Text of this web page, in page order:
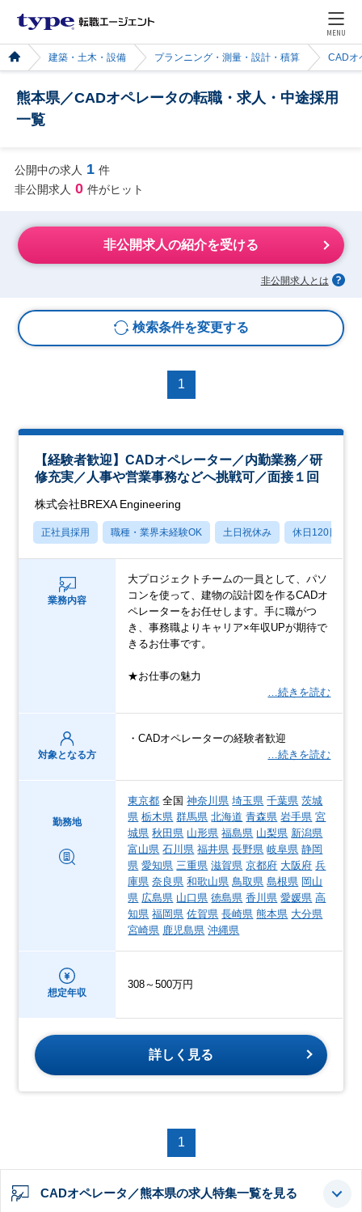
MENU
建築・土木・設備 プランニング・測量・設計・積算 CADオ
熊本県／CADオペレータの転職・求人・中途採用
一覧
公開中の求人 1 件
非公開求人 0 件がヒット
非公開求人の紹介を受ける
非公開求人とは
検索条件を変更する
1
【経験者歓迎】CADオペレーター／内勤業務／研
修充実／人事や営業事務などへ挑戦可／面接１回
株式会社BREXA Engineering
正社員採用 職種・業界未経験OK 土日祝休み 休日120日以上
業務内容
大プロジェクトチームの一員として、パソ
コンを使って、建物の設計図を作るCADオ
ペレーターをお任せします。手に職がつ
き、事務職よりキャリア×年収UPが期待で
きるお仕事です。
★お仕事の魅力
…続きを読む
対象となる方
・CADオペレーターの経験者歓迎
…続きを読む
勤務地
東京都 全国神奈川県 埼玉県 千葉県 茨城
県 栃木県 群馬県 北海道 青森県 岩手県 宮
城県 秋田県 山形県 福島県 山梨県 新潟県
富山県 石川県 福井県 長野県 岐阜県 静岡
県 愛知県 三重県 滋賀県 京都府 大阪府 兵
庫県 奈良県 和歌山県 鳥取県 島根県 岡山
県 広島県 山口県 徳島県 香川県 愛媛県 高
知県 福岡県 佐賀県 長崎県 熊本県 大分県
宮崎県 鹿児島県 沖縄県
想定年収
308～500万円
詳しく見る
1
CADオペレータ／熊本県の求人特集一覧を見る